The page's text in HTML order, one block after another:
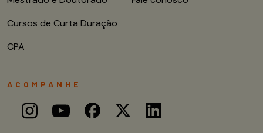
Cursos de Curta Duração
CPA
ACOMPANHE